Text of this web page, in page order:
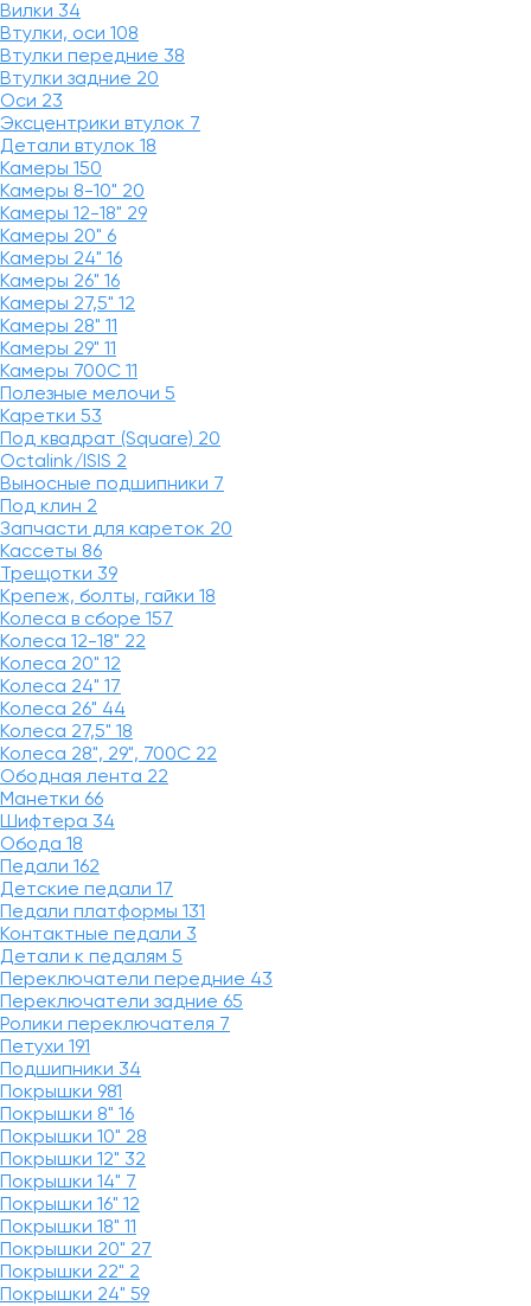
Вилки 34
Втулки, оси 108
Втулки передние 38
Втулки задние 20
Оси 23
Эксцентрики втулок 7
Детали втулок 18
Камеры 150
Камеры 8-10" 20
Камеры 12-18" 29
Камеры 20" 6
Камеры 24" 16
Камеры 26" 16
Камеры 27,5" 12
Камеры 28" 11
Камеры 29" 11
Камеры 700C 11
Полезные мелочи 5
Каретки 53
Под квадрат (Square) 20
Octalink/ISIS 2
Выносные подшипники 7
Под клин 2
Запчасти для кареток 20
Кассеты 86
Трещотки 39
Крепеж, болты, гайки 18
Колеса в сборе 157
Колеса 12-18" 22
Колеса 20" 12
Колеса 24" 17
Колеса 26" 44
Колеса 27,5" 18
Колеса 28", 29", 700С 22
Ободная лента 22
Манетки 66
Шифтера 34
Обода 18
Педали 162
Детские педали 17
Педали платформы 131
Контактные педали 3
Детали к педалям 5
Переключатели передние 43
Переключатели задние 65
Ролики переключателя 7
Петухи 191
Подшипники 34
Покрышки 981
Покрышки 8" 16
Покрышки 10" 28
Покрышки 12" 32
Покрышки 14" 7
Покрышки 16" 12
Покрышки 18" 11
Покрышки 20" 27
Покрышки 22" 2
Покрышки 24" 59